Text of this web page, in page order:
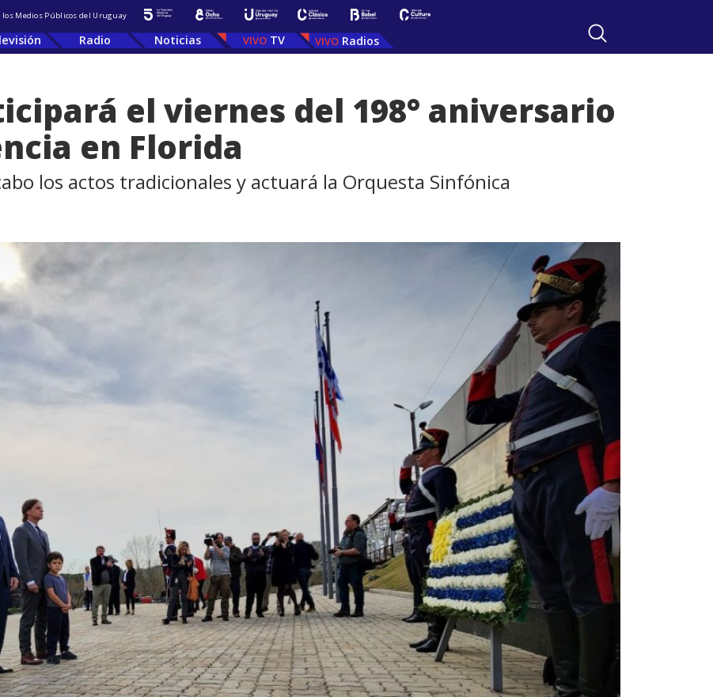
los Medios Públicos del Uruguay
Radio Noticias TV Radios
el viernes del 198° aniversario
en Florida
los actos tradicionales y actuará la Orquesta Sinfónica